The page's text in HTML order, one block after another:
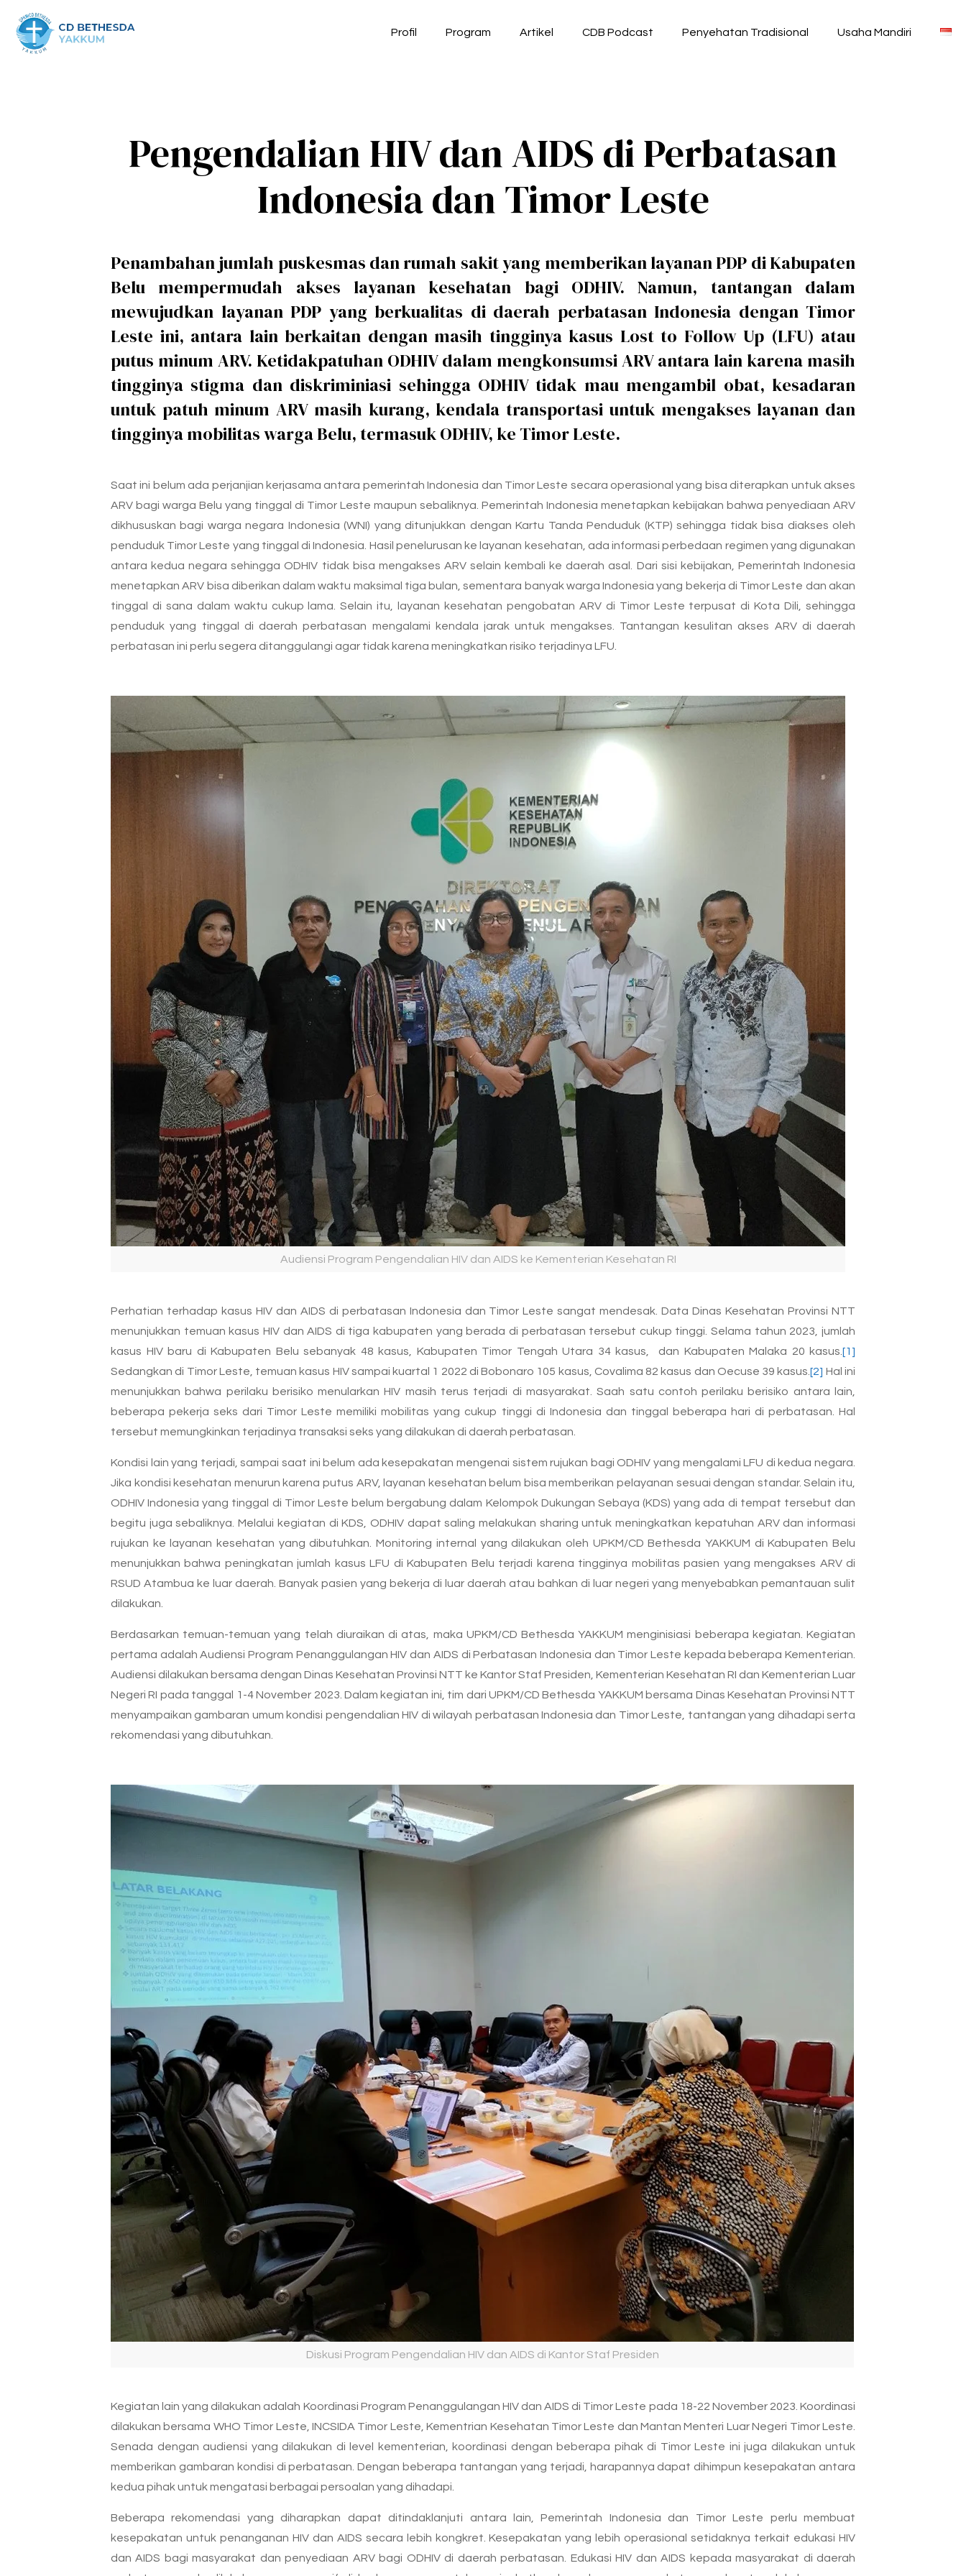
Profil Program Artikel CDB Podcast Penyehatan Tradisional Usaha Mandiri
Pengendalian HIV dan AIDS di Perbatasan
Indonesia dan Timor Leste
Penambahan jumlah puskesmas dan rumah sakit yang memberikan layanan PDP di Kabupaten
Belu mempermudah akses layanan kesehatan bagi ODHIV. Namun, tantangan dalam
mewujudkan layanan PDP yang berkualitas di daerah perbatasan Indonesia dengan Timor
Leste ini, antara lain berkaitan dengan masih tingginya kasus Lost to Follow Up (LFU) atau
putus minum ARV. Ketidakpatuhan ODHIV dalam mengkonsumsi ARV antara lain karena masih
tingginya stigma dan diskriminiasi sehingga ODHIV tidak mau mengambil obat, kesadaran
untuk patuh minum ARV masih kurang, kendala transportasi untuk mengakses layanan dan
tingginya mobilitas warga Belu, termasuk ODHIV, ke Timor Leste.
Saat ini belum ada perjanjian kerjasama antara pemerintah Indonesia dan Timor Leste secara operasional yang bisa diterapkan untuk akses
ARV bagi warga Belu yang tinggal di Timor Leste maupun sebaliknya. Pemerintah Indonesia menetapkan kebijakan bahwa penyediaan ARV
dikhususkan bagi warga negara Indonesia (WNI) yang ditunjukkan dengan Kartu Tanda Penduduk (KTP) sehingga tidak bisa diakses oleh
penduduk Timor Leste yang tinggal di Indonesia. Hasil penelurusan ke layanan kesehatan, ada informasi perbedaan regimen yang digunakan
antara kedua negara sehingga ODHIV tidak bisa mengakses ARV selain kembali ke daerah asal. Dari sisi kebijakan, Pemerintah Indonesia
menetapkan ARV bisa diberikan dalam waktu maksimal tiga bulan, sementara banyak warga Indonesia yang bekerja di Timor Leste dan akan
tinggal di sana dalam waktu cukup lama. Selain itu, layanan kesehatan pengobatan ARV di Timor Leste terpusat di Kota Dili, sehingga
penduduk yang tinggal di daerah perbatasan mengalami kendala jarak untuk mengakses. Tantangan kesulitan akses ARV di daerah
perbatasan ini perlu segera ditanggulangi agar tidak karena meningkatkan risiko terjadinya LFU.
Audiensi Program Pengendalian HIV dan AIDS ke Kementerian Kesehatan RI
Perhatian terhadap kasus HIV dan AIDS di perbatasan Indonesia dan Timor Leste sangat mendesak. Data Dinas Kesehatan Provinsi NTT
menunjukkan temuan kasus HIV dan AIDS di tiga kabupaten yang berada di perbatasan tersebut cukup tinggi. Selama tahun 2023, jumlah
kasus HIV baru di Kabupaten Belu sebanyak 48 kasus, Kabupaten Timor Tengah Utara 34 kasus, dan Kabupaten Malaka 20 kasus. [1]
Sedangkan di Timor Leste, temuan kasus HIV sampai kuartal 1 2022 di Bobonaro 105 kasus, Covalima 82 kasus dan Oecuse 39 kasus.[2] Hal ini
menunjukkan bahwa perilaku berisiko menularkan HIV masih terus terjadi di masyarakat. Saah satu contoh perilaku berisiko antara lain,
beberapa pekerja seks dari Timor Leste memiliki mobilitas yang cukup tinggi di Indonesia dan tinggal beberapa hari di perbatasan. Hal
tersebut memungkinkan terjadinya transaksi seks yang dilakukan di daerah perbatasan.
Kondisi lain yang terjadi, sampai saat ini belum ada kesepakatan mengenai sistem rujukan bagi ODHIV yang mengalami LFU di kedua negara.
Jika kondisi kesehatan menurun karena putus ARV, layanan kesehatan belum bisa memberikan pelayanan sesuai dengan standar. Selain itu,
ODHIV Indonesia yang tinggal di Timor Leste belum bergabung dalam Kelompok Dukungan Sebaya (KDS) yang ada di tempat tersebut dan
begitu juga sebaliknya. Melalui kegiatan di KDS, ODHIV dapat saling melakukan sharing untuk meningkatkan kepatuhan ARV dan informasi
rujukan ke layanan kesehatan yang dibutuhkan. Monitoring internal yang dilakukan oleh UPKM/CD Bethesda YAKKUM di Kabupaten Belu
menunjukkan bahwa peningkatan jumlah kasus LFU di Kabupaten Belu terjadi karena tingginya mobilitas pasien yang mengakses ARV di
RSUD Atambua ke luar daerah. Banyak pasien yang bekerja di luar daerah atau bahkan di luar negeri yang menyebabkan pemantauan sulit
dilakukan.
Berdasarkan temuan-temuan yang telah diuraikan di atas, maka UPKM/CD Bethesda YAKKUM menginisiasi beberapa kegiatan. Kegiatan
pertama adalah Audiensi Program Penanggulangan HIV dan AIDS di Perbatasan Indonesia dan Timor Leste kepada beberapa Kementerian.
Audiensi dilakukan bersama dengan Dinas Kesehatan Provinsi NTT ke Kantor Staf Presiden, Kementerian Kesehatan RI dan Kementerian Luar
Negeri RI pada tanggal 1-4 November 2023. Dalam kegiatan ini, tim dari UPKM/CD Bethesda YAKKUM bersama Dinas Kesehatan Provinsi NTT
menyampaikan gambaran umum kondisi pengendalian HIV di wilayah perbatasan Indonesia dan Timor Leste, tantangan yang dihadapi serta
rekomendasi yang dibutuhkan.
Diskusi Program Pengendalian HIV dan AIDS di Kantor Staf Presiden
Kegiatan lain yang dilakukan adalah Koordinasi Program Penanggulangan HIV dan AIDS di Timor Leste pada 18-22 November 2023. Koordinasi
dilakukan bersama WHO Timor Leste, INCSIDA Timor Leste, Kementrian Kesehatan Timor Leste dan Mantan Menteri Luar Negeri Timor Leste.
Senada dengan audiensi yang dilakukan di level kementerian, koordinasi dengan beberapa pihak di Timor Leste ini juga dilakukan untuk
memberikan gambaran kondisi di perbatasan. Dengan beberapa tantangan yang terjadi, harapannya dapat dihimpun kesepakatan antara
kedua pihak untuk mengatasi berbagai persoalan yang dihadapi.
Beberapa rekomendasi yang diharapkan dapat ditindaklanjuti antara lain, Pemerintah Indonesia dan Timor Leste perlu membuat
kesepakatan untuk penanganan HIV dan AIDS secara lebih kongkret. Kesepakatan yang lebih operasional setidaknya terkait edukasi HIV
dan AIDS bagi masyarakat dan penyediaan ARV bagi ODHIV di daerah perbatasan. Edukasi HIV dan AIDS kepada masyarakat di daerah